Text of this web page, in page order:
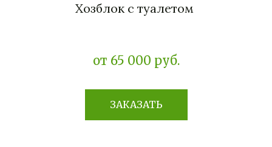
Хозблок с туалетом
от 65 000 руб.
ЗАКАЗАТЬ